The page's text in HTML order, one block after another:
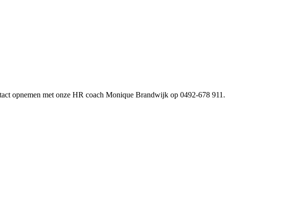
opnemen met onze HR coach Monique Brandwijk op 0492-678 911.